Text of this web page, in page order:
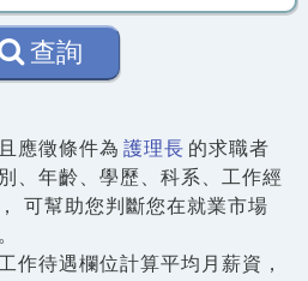
查詢
應徵條件為 護理長 的求職者
、年齡、學歷、科系、工作經
可幫助您判斷您在就業市場
作待遇欄位計算平均月薪資，